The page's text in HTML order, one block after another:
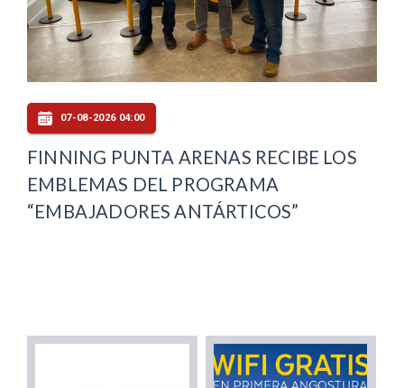
07-08-2026 04:00
FINNING PUNTA ARENAS RECIBE LOS
EMBLEMAS DEL PROGRAMA
“EMBAJADORES ANTÁRTICOS”